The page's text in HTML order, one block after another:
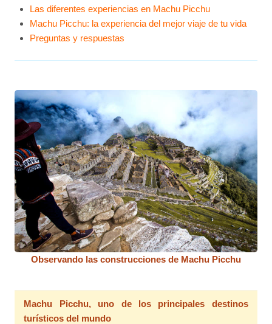
Las diferentes experiencias en Machu Picchu
Machu Picchu: la experiencia del mejor viaje de tu vida
Preguntas y respuestas
Observando las construcciones de Machu Picchu
Machu Picchu, uno de los principales destinos
turísticos del mundo